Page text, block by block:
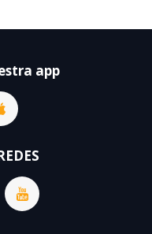
app